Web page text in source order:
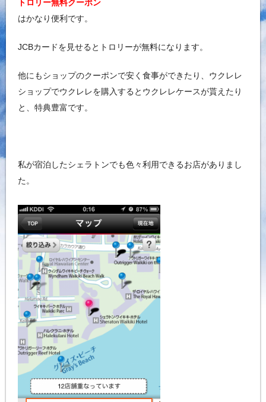
トロリー無料クーポン
はかなり便利です。
JCBカードを見せるとトロリーが無料になります。
他にもショップのクーポンで安く食事ができたり、ウクレレ
ショップでウクレレを購入するとウクレレケースが貰えたり
と、特典豊富です。
私が宿泊したシェラトンでも色々利用できるお店がありまし
た。